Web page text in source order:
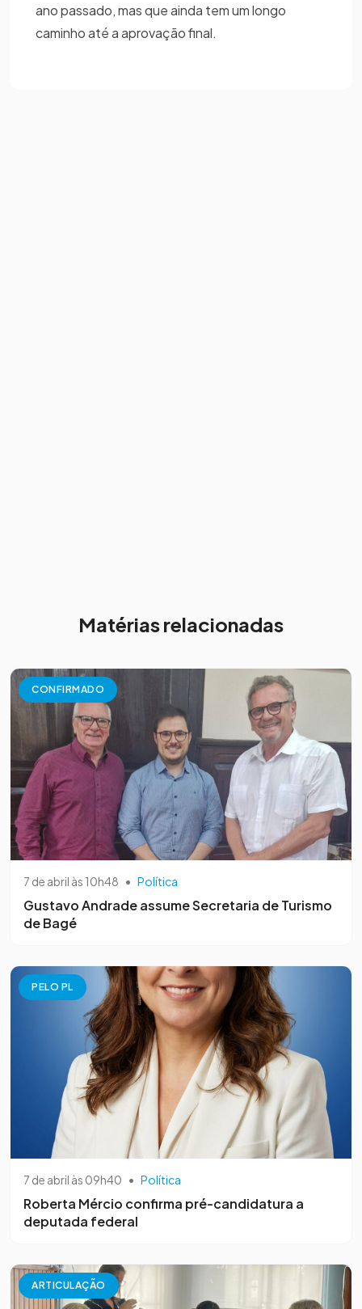
ano passado, mas que ainda tem um longo
caminho até a aprovação final.
Matérias relacionadas
CONFIRMADO
7 de abril às 10h48 • Política
Gustavo Andrade assume Secretaria de Turismo
de Bagé
PELO PL
7 de abril às 09h40 • Política
Roberta Mércio confirma pré-candidatura a
deputada federal
ARTICULAÇÃO